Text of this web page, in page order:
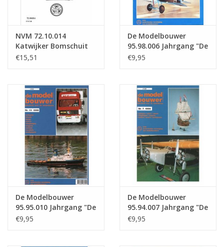
NVM 72.10.014
Katwijker Bomschuit
€15,51
De Modelbouwer
95.98.006 Jahrgang "De
Modelbouwer"
€9,95
De Modelbouwer
95.95.010 Jahrgang "De
Modelbouwer"
€9,95
De Modelbouwer
95.94.007 Jahrgang "De
Modelbouwer"
€9,95